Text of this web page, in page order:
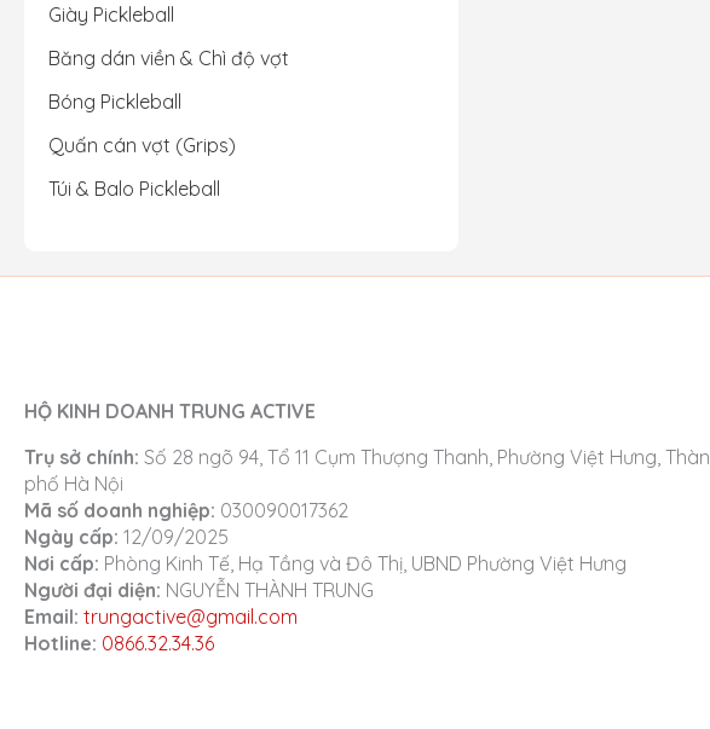
Giày Pickleball
Băng dán viền & Chì độ vợt
Bóng Pickleball
Quấn cán vợt (Grips)
Túi & Balo Pickleball
HỘ KINH DOANH TRUNG ACTIVE
Trụ sở chính: Số 28 ngõ 94, Tổ 11 Cụm Thượng Thanh, Phường Việt Hưng,
phố Hà Nội
Mã số doanh nghiệp: 030090017362
Ngày cấp: 12/09/2025
Nơi cấp: Phòng Kinh Tế, Hạ Tầng và Đô Thị, UBND Phường Việt Hưng
Người đại diện: NGUYỄN THÀNH TRUNG
Email: trungactive@gmail.com
Hotline: 0866.32.34.36